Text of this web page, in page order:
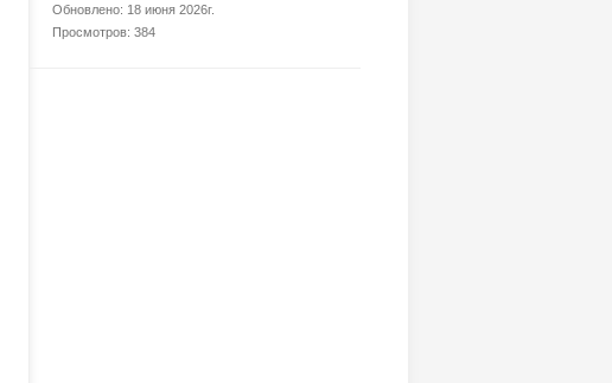
Обновлено: 18 июня 2026г.
Просмотров: 384